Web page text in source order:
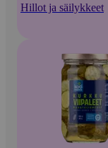
Hillot ja säilykkeet